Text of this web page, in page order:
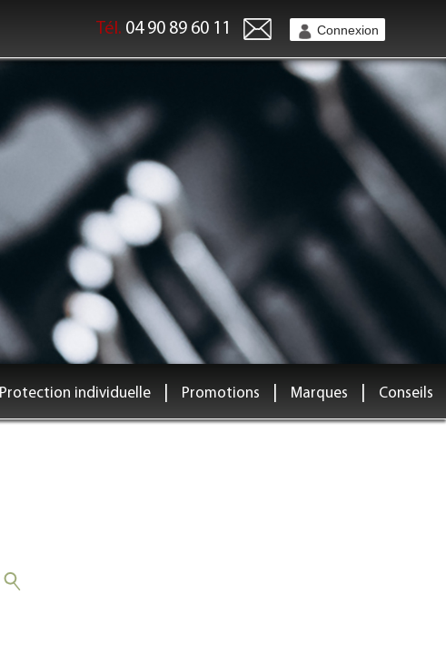
Connexion
Tél. 04 90 89 60 11
Protection individuelle Promotions Marques Conseils